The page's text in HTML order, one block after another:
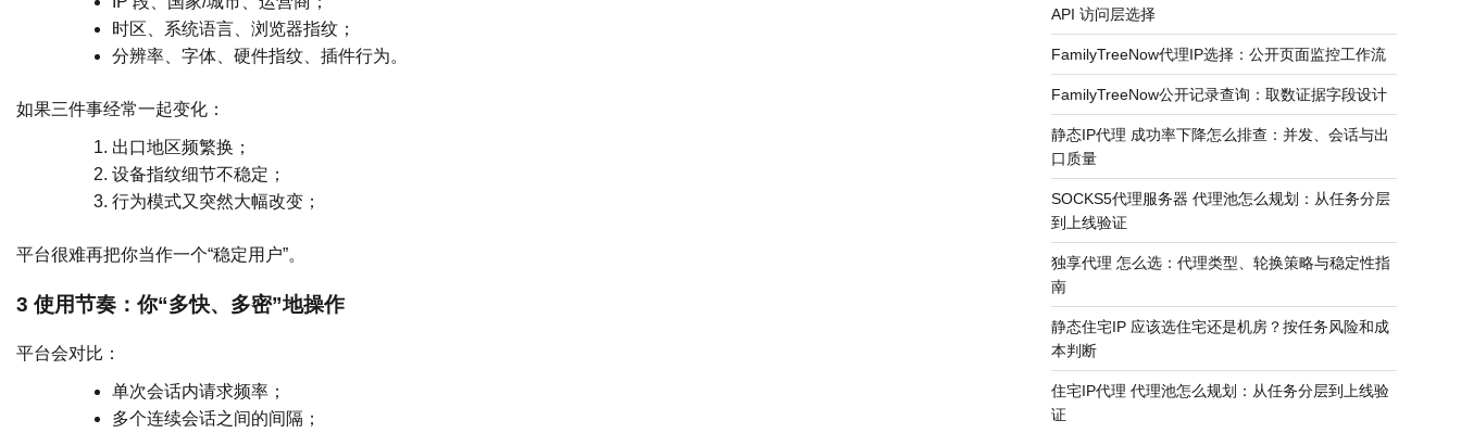
时区、系统语言、浏览器指纹；
分辨率、字体、硬件指纹、插件行为。
如果三件事经常一起变化：
出口地区频繁换；
设备指纹细节不稳定；
行为模式又突然大幅改变；
平台很难再把你当作一个“稳定用户”。
3 使用节奏：你“多快、多密”地操作
平台会对比：
单次会话内请求频率；
多个连续会话之间的间隔；
API 访问层选择
FamilyTreeNow代理IP选择：公开页面监控工作流
FamilyTreeNow公开记录查询：取数证据字段设计
静态IP代理 成功率下降怎么排查：并发、会话与出
口质量
SOCKS5代理服务器 代理池怎么规划：从任务分层
到上线验证
独享代理 怎么选：代理类型、轮换策略与稳定性指
南
静态住宅IP 应该选住宅还是机房？按任务风险和成
本判断
住宅IP代理 代理池怎么规划：从任务分层到上线验
证